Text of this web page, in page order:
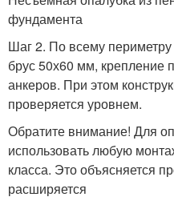
фундамента
Шаг 2. По всему
брус 50х60 мм, крепление
анкеров. При этом
проверяется уровнем.
Обратите внимание! Для
использовать любую
класса. Это объясняется
расширяется